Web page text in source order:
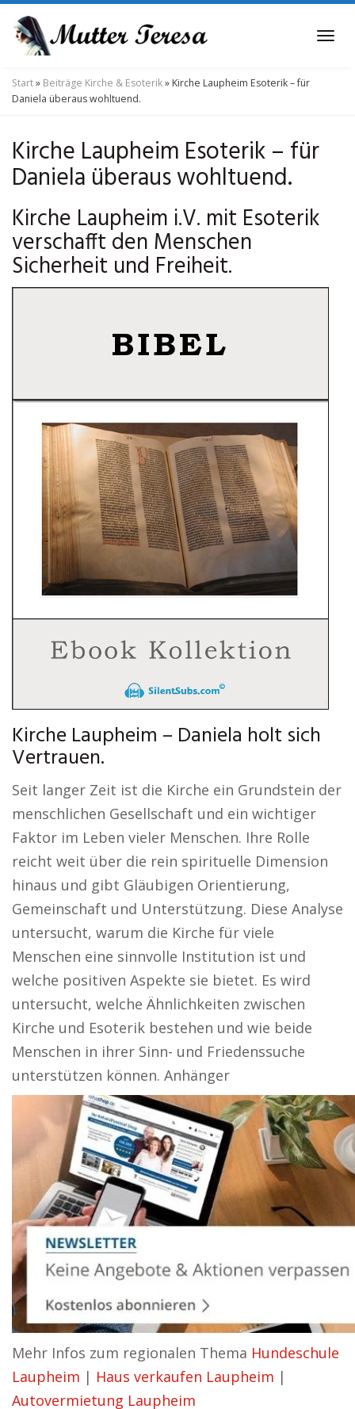
Skip
main
content
Start» Beiträge Kirche & Esoterik» Kirche Laupheim Esoterik – für
Daniela überaus wohltuend.
Kirche Laupheim Esoterik – für
Daniela überaus wohltuend.
Kirche Laupheim i.V. mit Esoterik
verschafft den Menschen
Sicherheit und Freiheit.
Kirche Laupheim – Daniela holt sich
Vertrauen.
Seit langer Zeit ist die Kirche ein Grundstein der
menschlichen Gesellschaft und ein wichtiger
Faktor im Leben vieler Menschen. Ihre Rolle
reicht weit über die rein spirituelle Dimension
hinaus und gibt Gläubigen Orientierung,
Gemeinschaft und Unterstützung. Diese Analyse
untersucht, warum die Kirche für viele
Menschen eine sinnvolle Institution ist und
welche positiven Aspekte sie bietet. Es wird
untersucht, welche Ähnlichkeiten zwischen
Kirche und Esoterik bestehen und wie beide
Menschen in ihrer Sinn- und Friedenssuche
unterstützen können. Anhänger
Mehr Infos zum regionalen Thema Hundeschule
Laupheim | Haus verkaufen Laupheim |
Autovermietung Laupheim